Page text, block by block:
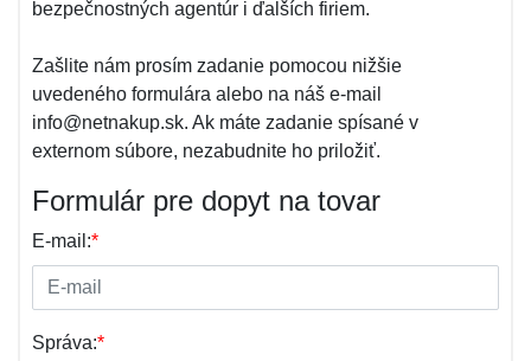
bezpečnostných agentúr i ďalších firiem.
Zašlite nám prosím zadanie pomocou nižšie
uvedeného formulára alebo na náš e-mail
info@netnakup.sk. Ak máte zadanie spísané v
externom súbore, nezabudnite ho priložiť.
Formulár pre dopyt na tovar
E-mail:*
Správa:*